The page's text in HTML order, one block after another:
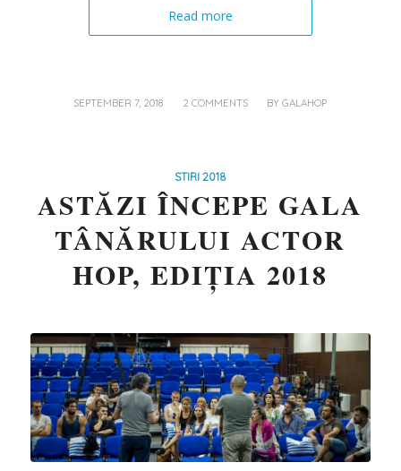
Read more
SEPTEMBER 7, 2018
/ 2 COMMENTS
/ BYGALAHOP
STIRI 2018
ASTĂZI ÎNCEPE GALA
TÂNĂRULUI ACTOR
HOP, EDIȚIA 2018